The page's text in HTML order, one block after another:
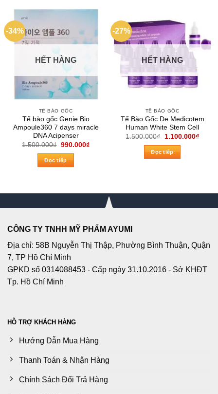
-34%
HẾT HÀNG
TẾ BÀO GỐC
Tế bào gốc Genie Bio
Ampoule360 7 days miracle
DNA Acipenser
1.500.000₫ Giá
là:
1.500.000₫.
990.000₫Giá
Đọc tiếp
-27%
HẾT HÀNG
TẾ BÀO GỐC
Tế Bào Gốc De Medicotem
Human White Stem Cell
1.500.000₫
Giá
là:
1.500.000₫.
1.100.000₫Giá
Đọc tiếp
CÔNG TY TNHH MỸ PHẨM AYUMI
Địa chỉ: 58B Nguyễn Thị Thập, Phường Bình Thuận, Quận
7, TP Hồ Chí Minh
GPKD số 0314088453 - Cấp ngày 31.10.2016 - Sở KHĐT
Tp. Hồ Chí Minh
HỖ TRỢ KHÁCH HÀNG
Hướng Dẫn Mua Hàng
Thanh Toán & Nhận Hàng
Chính Sách Đổi Trả Hàng